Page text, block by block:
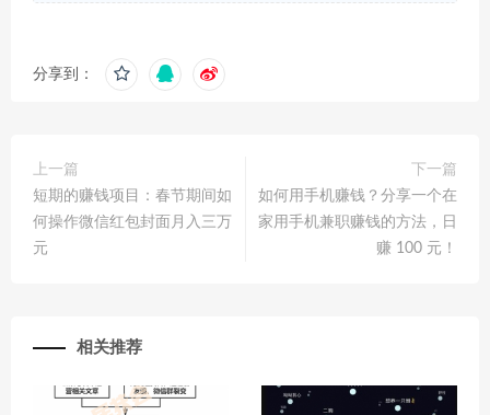
分享到：
上一篇
短期的赚钱项目：春节期间如
何操作微信红包封面月入三万
元
下一篇
如何用手机赚钱？分享一个在
家用手机兼职赚钱的方法，日
赚 100 元！
相关推荐